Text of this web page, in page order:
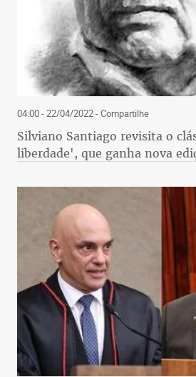
04:00 - 22/04/2022- Compartilhe
Silviano Santiago revisita o
liberdade', que ganha nova